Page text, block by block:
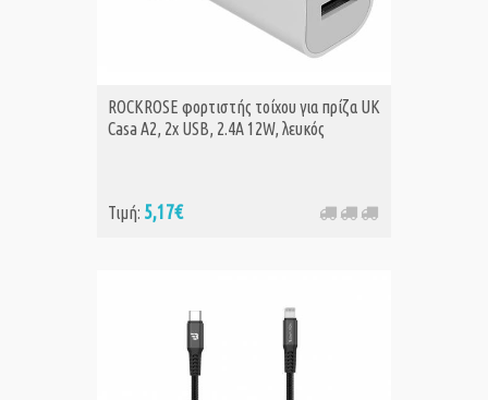
ROCKROSE φορτιστής τοίχου για πρίζα UK
Casa A2, 2x USB, 2.4A 12W, λευκός
Τιμή: 5,17€